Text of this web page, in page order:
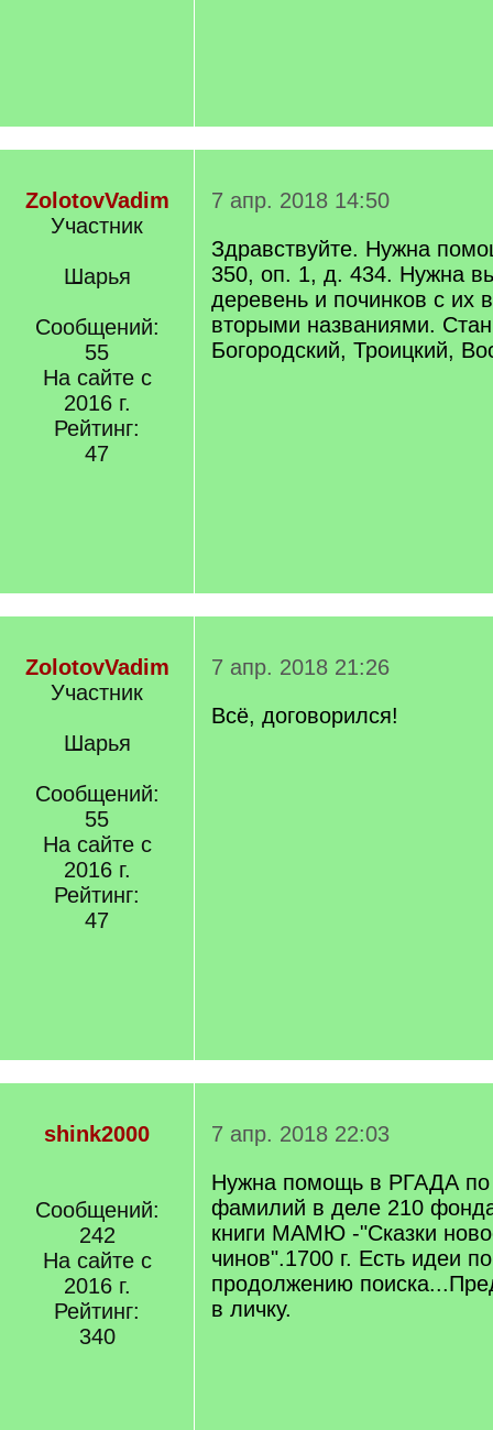
ZolotovVadim
Участник
Шарья
Сообщений:
55
На сайте с
2016 г.
Рейтинг:
47
7 апр. 2018 14:50
Здравствуйте. Нужна
350, оп. 1, д. 434. Нужна
деревень и починков с их
вторыми названиями.
Богородский, Троицкий,
ZolotovVadim
Участник
Шарья
Сообщений:
55
На сайте с
2016 г.
Рейтинг:
47
7 апр. 2018 21:26
Всё, договорился!
shink2000
Сообщений:
242
На сайте с
2016 г.
Рейтинг:
340
7 апр. 2018 22:03
Нужна помощь в РГАДА по
фамилий в деле 210
книги МАМЮ -"Сказки
чинов".1700 г. Есть идеи
продолжению
в личку.